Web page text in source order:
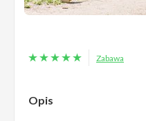
Zabawa
Opis